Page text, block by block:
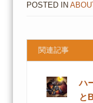
POSTED IN
関連記事
ハ
と